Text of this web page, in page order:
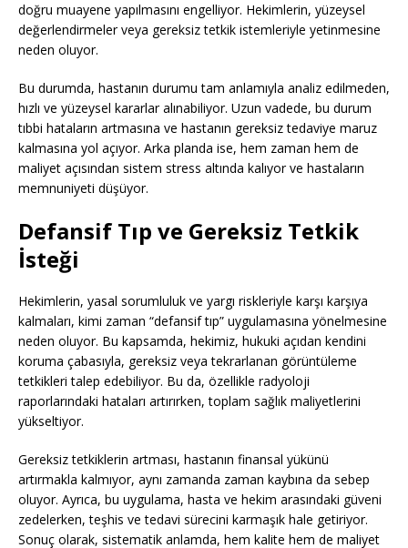
doğru muayene yapılmasını engelliyor. Hekimlerin, yüzeysel
değerlendirmeler veya gereksiz tetkik istemleriyle yetinmesine
neden oluyor.
Bu durumda, hastanın durumu tam anlamıyla analiz edilmeden,
hızlı ve yüzeysel kararlar alınabiliyor. Uzun vadede, bu durum
tıbbi hataların artmasına ve hastanın gereksiz tedaviye maruz
kalmasına yol açıyor. Arka planda ise, hem zaman hem de
maliyet açısından sistem stress altında kalıyor ve hastaların
memnuniyeti düşüyor.
Defansif Tıp ve Gereksiz Tetkik
İsteği
Hekimlerin, yasal sorumluluk ve yargı riskleriyle karşı karşıya
kalmaları, kimi zaman “defansif tıp” uygulamasına yönelmesine
neden oluyor. Bu kapsamda, hekimiz, hukuki açıdan kendini
koruma çabasıyla, gereksiz veya tekrarlanan görüntüleme
tetkikleri talep edebiliyor. Bu da, özellikle radyoloji
raporlarındaki hataları artırırken, toplam sağlık maliyetlerini
yükseltiyor.
Gereksiz tetkiklerin artması, hastanın finansal yükünü
artırmakla kalmıyor, aynı zamanda zaman kaybına da sebep
oluyor. Ayrıca, bu uygulama, hasta ve hekim arasındaki güveni
zedelerken, teşhis ve tedavi sürecini karmaşık hale getiriyor.
Sonuç olarak, sistematik anlamda, hem kalite hem de maliyet